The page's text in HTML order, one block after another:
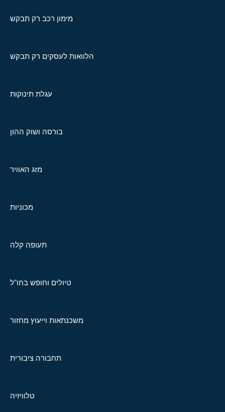
מימון רכב רק תבקש
הלוואות לעסקים רק תבקש
עגלת תינוקות
בורסה ושוק ההון
מזג האוויר
מכוניות
תעופה קלה
טיולים וחופש בחו"ל
משכנתאות וייעוץ מחזור
תחבורה ציבורית
טלוויזיה